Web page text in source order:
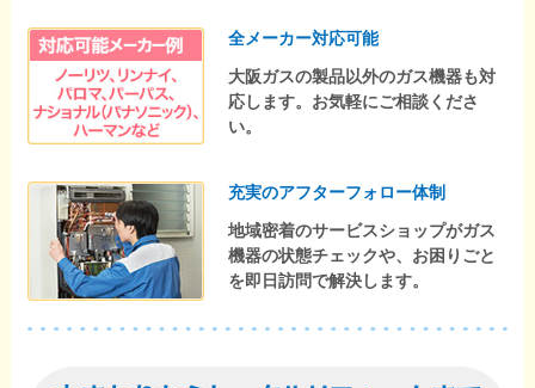
全メーカー対応可能
大阪ガスの製品以外のガス機器も対
応します。お気軽にご相談くださ
い。
充実のアフターフォロー体制
地域密着のサービスショップがガス
機器の状態チェックや、お困りごと
を即日訪問で解決します。